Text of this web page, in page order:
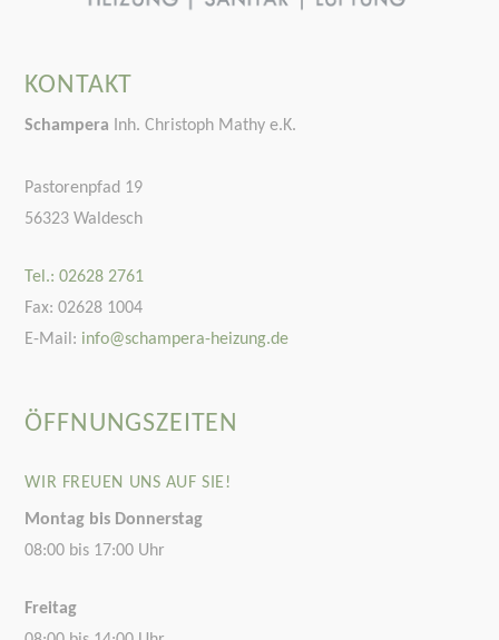
KONTAKT
Schampera Inh. Christoph Mathy e.K.
Pastorenpfad 19
56323 Waldesch
Tel.: 02628 2761
Fax: 02628 1004
E-Mail: info@schampera-heizung.de
ÖFFNUNGSZEITEN
WIR FREUEN UNS AUF SIE!
Montag bis Donnerstag
08:00 bis 17:00 Uhr
Freitag